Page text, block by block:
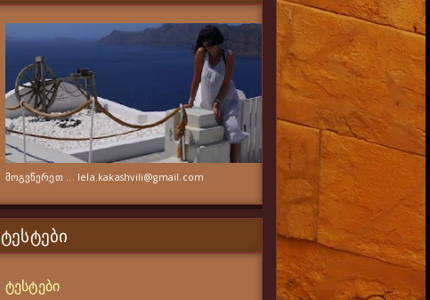
მოგვწერეთ ... lela.kakashvili@gmail.com
ᲢᲔᲡᲢᲔᲑᲘ
ტესტები